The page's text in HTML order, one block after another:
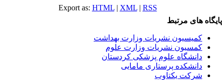
Export as:HTML |XML|RSS
های مرتبط
کمیسیون نشریات وزارت بهداشت
کمسیون نشریات وزارت علوم
دانشگاه علوم پزشکی کردستان
دانشکده پرستاری مامایی
شرکت یکتاوب